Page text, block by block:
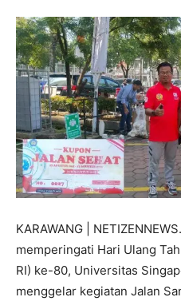
KARAWANG |
memperingati Hari Ulang
RI) ke-80, Universitas
menggelar kegiatan Jalan